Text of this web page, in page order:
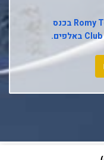
Romy בכנס
באלפים.